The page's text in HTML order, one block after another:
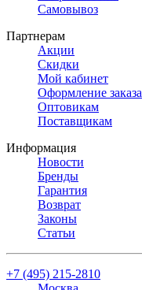
Самовывоз
Партнерам
Акции
Скидки
Мой кабинет
Оформление заказа
Оптовикам
Поставщикам
Информация
Новости
Бренды
Гарантия
Возврат
Законы
Статьи
+7 (495) 215-2810